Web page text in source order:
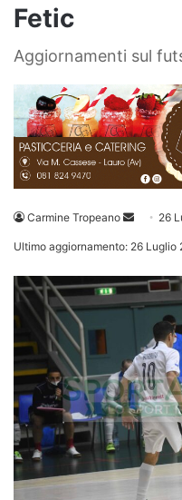
Fetic
Aggiornamenti sul
Carmine Tropeano
Invia 26
Ultimo aggiornamento: 26 Luglio